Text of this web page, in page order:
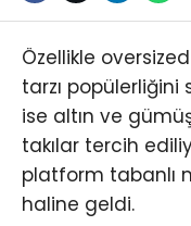
Özellikle
tarzı popülerliğini
ise altın ve
takılar tercih
platform tabanlı
haline geldi.